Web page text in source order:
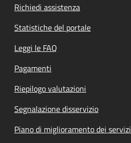
Richiedi assistenza
Statistiche del portale
Leggi le FAQ
Pagamenti
Riepilogo valutazioni
Segnalazione disservizio
Piano di miglioramento dei servizi